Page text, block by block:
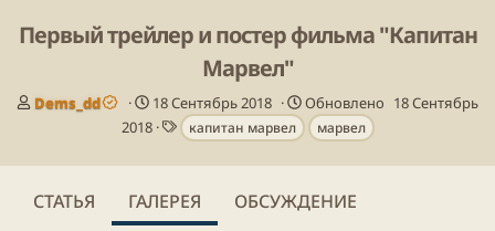
Первый трейлер и постер фильма "Капитан
Марвел"
А
о
Dems_dd
Д
а
а
у
18 Сентябрь 2018 Обновлено 18 Сентябрь
2018
Т
е
г
капитан марвел марвел
СТАТЬЯ ГАЛЕРЕЯ ОБСУЖДЕНИЕ